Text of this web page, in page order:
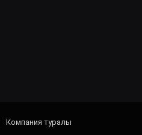
Компания туралы